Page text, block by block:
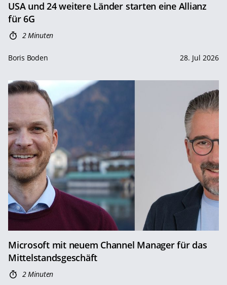
USA und 24 weitere Länder starten eine Allianz
für 6G
2 Minuten
Boris Boden 28. Jul 2026
Microsoft mit neuem Channel Manager für das
Mittelstandsgeschäft
2 Minuten